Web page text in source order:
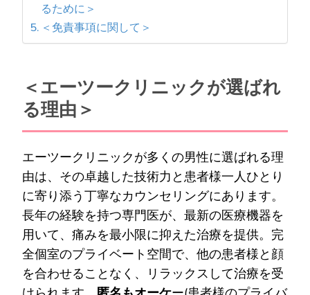
るために＞
＜免責事項に関して＞
＜エーツークリニックが選ばれ
る理由＞
エーツークリニックが多くの男性に選ばれる理
由は、その卓越した技術力と患者様一人ひとり
に寄り添う丁寧なカウンセリングにあります。
長年の経験を持つ専門医が、最新の医療機器を
用いて、痛みを最小限に抑えた治療を提供。完
全個室のプライベート空間で、他の患者様と顔
を合わせることなく、リラックスして治療を受